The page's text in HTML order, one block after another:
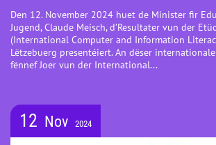
Den 12. November 2024 huet de Minister fir
Jugend, Claude Meisch, d’Resultater vun der
(International Computer and Information
Lëtzebuerg presentéiert. An dëser
fënnef Joer vun der International...
12 Nov 2024